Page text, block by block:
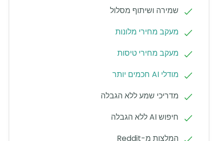
שמירה ושיתוף מסלול
מעקב מחירי מלונות
מעקב מחירי טיסות
מודלי AI חכמים יותר
מדריכי שמע ללא הגבלה
חיפוש AI ללא הגבלה
המלצות מ-Reddit